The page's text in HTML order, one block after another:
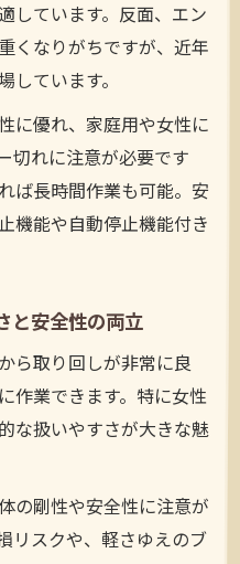
しています。反面、エン
くなりがちですが、近年
ています。
に優れ、家庭用や女性に
切れに注意が必要です
ば長時間作業も可能。安
機能や自動停止機能付き
と安全性の両立
ら取り回しが非常に良
作業できます。特に女性
な扱いやすさが大きな魅
の剛性や安全性に注意が
リスクや、軽さゆえのブ